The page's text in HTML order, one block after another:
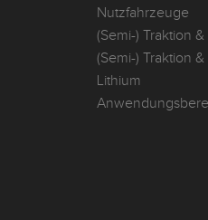
Nutzfahrzeuge
(Semi-) Traktion
(Semi-) Traktion
Lithium